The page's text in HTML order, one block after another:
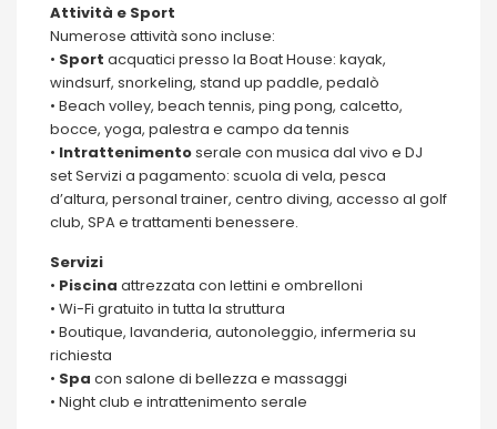
Attività e Sport
Numerose attività sono incluse:
• Sport acquatici presso la Boat House: kayak,
windsurf, snorkeling, stand up paddle, pedalò
• Beach volley, beach tennis, ping pong, calcetto,
bocce, yoga, palestra e campo da tennis
• Intrattenimentoserale con musica dal vivo e DJ
set Servizi a pagamento: scuola di vela, pesca
d’altura, personal trainer, centro diving, accesso al golf
club, SPA e trattamenti benessere.
Servizi
• Piscina attrezzata con lettini e ombrelloni
• Wi-Fi gratuito in tutta la struttura
• Boutique, lavanderia, autonoleggio, infermeria su
richiesta
• Spa con salone di bellezza e massaggi
• Night club e intrattenimento serale